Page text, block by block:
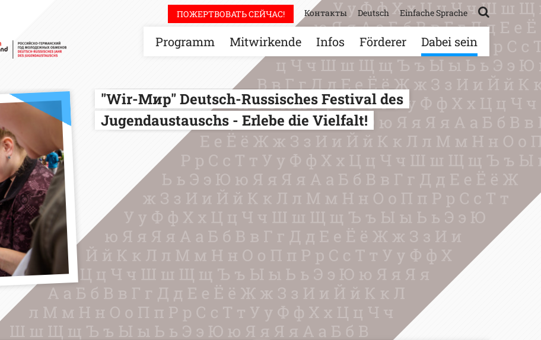
Programm Mitwirkende Infos Förderer Dabei sein
ПОЖЕРТВОВАТЬ СЕЙЧАС! Контакты Deutsch Einfache Sprache
"Wir-Мир" Deutsch-Russisches Festival des
Jugendaustauschs - Erlebe die Vielfalt!